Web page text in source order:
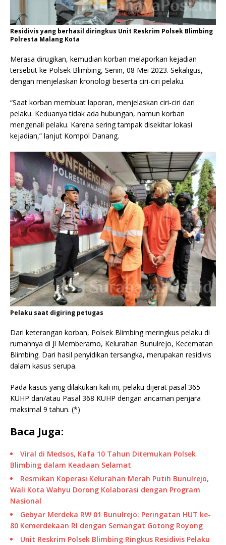
Residivis yang berhasil diringkus Unit Reskrim Polsek Blimbing
Polresta Malang Kota
Merasa dirugikan, kemudian korban melaporkan kejadian
tersebut ke Polsek Blimbing, Senin, 08 Mei 2023. Sekaligus,
dengan menjelaskan kronologi beserta ciri-ciri pelaku.
“Saat korban membuat laporan, menjelaskan ciri-ciri dari
pelaku. Keduanya tidak ada hubungan, namun korban
mengenali pelaku. Karena sering tampak disekitar lokasi
kejadian,” lanjut Kompol Danang.
Pelaku saat digiring petugas
Dari keterangan korban, Polsek Blimbing meringkus pelaku di
rumahnya di Jl Memberamo, Kelurahan Bunulrejo, Kecematan
Blimbing. Dari hasil penyidikan tersangka, merupakan residivis
dalam kasus serupa.
Pada kasus yang dilakukan kali ini, pelaku dijerat pasal 365
KUHP dan/atau Pasal 368 KUHP dengan ancaman penjara
maksimal 9 tahun. (*)
Baca Juga:
Viral di Medsos, Kafa 10 Tahun Ditemukan Polsek
Blimbing dalam Keadaan Selamat
Resmikan Koperasi Kelurahan Merah Putih Bunulrejo,
Wali Kota Wahyu Dorong Kolaborasi dengan Program
Nasional
Gebyar Merdeka RW 01 Bunulrejo: Peringatan HUT ke-
80 Kemerdekaan RI dengan Semangat Gotong Royong
Unit Reskrim Polsek Blimbing Ringkus Residivis Pelaku